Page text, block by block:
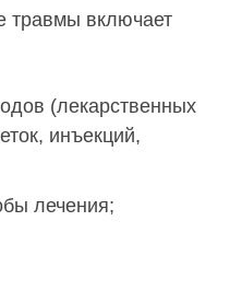
травмы включает
(лекарственных
инъекций,
лечения;